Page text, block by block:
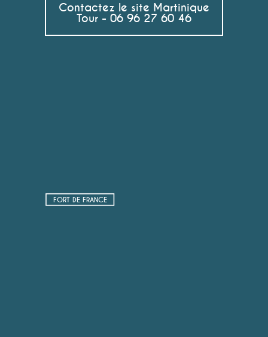
Contactez le site Martinique
Tour - 06 96 27 60 46
FORT DE FRANCE